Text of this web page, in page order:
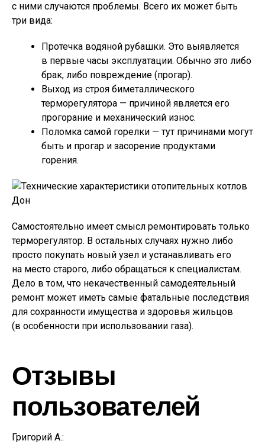
с ними случаются проблемы. Всего их может быть
три вида:
Протечка водяной рубашки. Это выявляется
в первые часы эксплуатации. Обычно это либо
брак, либо повреждение (прогар).
Выход из строя биметаллического
терморегулятора — причиной является его
прогорание и механический износ.
Поломка самой горелки — тут причинами могут
быть и прогар и засорение продуктами
горения.
Самостоятельно имеет смысл ремонтировать только
терморегулятор. В остальных случаях нужно либо
просто покупать новый узел и устанавливать его
на место старого, либо обращаться к специалистам.
Дело в том, что некачественный самодеятельный
ремонт может иметь самые фатальные последствия
для сохранности имущества и здоровья жильцов
(в особенности при использовании газа).
Отзывы
пользователей
Григорий А.: